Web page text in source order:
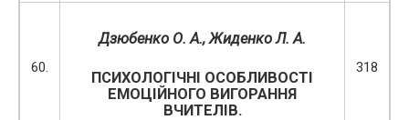
60.
Дзюбенко О. А., Жиденко Л. А.
ПСИХОЛОГІЧНІ ОСОБЛИВОСТІ
ЕМОЦІЙНОГО ВИГОРАННЯ
ВЧИТЕЛІВ.
318